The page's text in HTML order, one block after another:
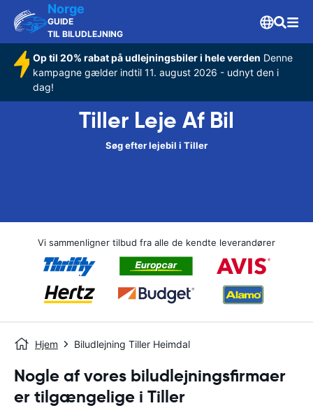
Norge
GUIDE
TIL BILUDLEJNING
Op til 20% rabat på udlejningsbiler i hele verden Denne
kampagne gælder indtil 11. august 2026 - udnyt den i
dag!
Tiller Leje Af Bil
Søg efter lejebil i Tiller
Vi sammenligner tilbud fra alle de kendte leverandører
Hjem Biludlejning Tiller Heimdal
Nogle af vores biludlejningsfirmaer
er tilgængelige i Tiller